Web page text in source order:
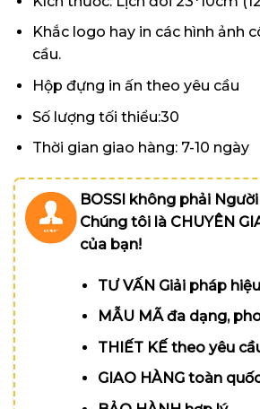
Khắc logo hay in các hình ảnh
cầu.
Hộp đựng in ấn theo yêu cầu
Số lượng tối thiểu:30
Thời gian giao hàng: 7-10 ngày
BOSSI không phải
Chúng tôi là CHUYÊN
của bạn!
TƯ VẤN Giải pháp
MẪU MÃ đa dạng,
THIẾT KẾ theo yêu
GIAO HÀNG toàn